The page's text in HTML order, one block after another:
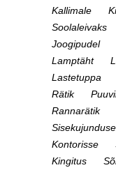
Kallimale
Soolaleivaks
Joogipudel
Lamptäht
Lastetuppa
Rätik
Rannarätik
Kontorisse
Kingitus